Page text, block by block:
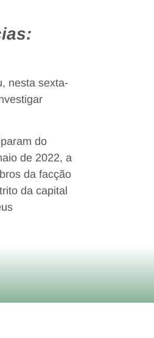
nesta sexta-
do
de 2022, a
da facção
da capital